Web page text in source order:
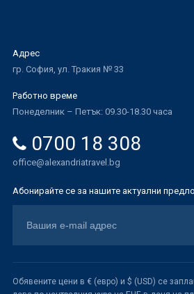
Адрес
гр. София, ул. Тракия № 33
Работно време
Понеделник – Петък: 09.30-18.30 часа
0700 18 308
office@alexandriatravel.bg
Абонирайте се за нашите актуални
Обявените цени в € (евро) и $ (USD) се